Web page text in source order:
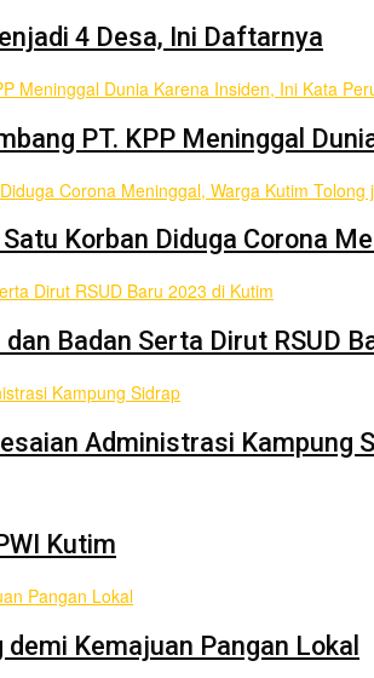
4 Desa, Ini Daftarnya
PT. KPP Meninggal
Korban Diduga Corona
Badan Serta Dirut RSUD
Administrasi Kampung
Kutim
Kemajuan Pangan Lokal